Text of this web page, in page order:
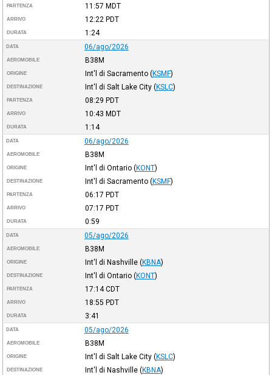
PARTENZA 11:57 MDT
ARRIVO 12:22 PDT
DURATA 1:24
DATA 06/ago/2026
AEROMOBILE B38M
ORIGINE Int'l di Sacramento (KSMF)
DESTINAZIONE Int'l di Salt Lake City (KSLC)
PARTENZA 08:29 PDT
ARRIVO 10:43 MDT
DURATA 1:14
DATA 06/ago/2026
AEROMOBILE B38M
ORIGINE Int'l di Ontario (KONT)
DESTINAZIONE Int'l di Sacramento (KSMF)
PARTENZA 06:17 PDT
ARRIVO 07:17 PDT
DURATA 0:59
DATA 05/ago/2026
AEROMOBILE B38M
ORIGINE Int'l di Nashville (KBNA)
DESTINAZIONE Int'l di Ontario (KONT)
PARTENZA 17:14CDT
ARRIVO 18:55 PDT
DURATA 3:41
DATA 05/ago/2026
AEROMOBILE B38M
ORIGINE Int'l di Salt Lake City (KSLC)
DESTINAZIONE Int'l di Nashville (KBNA)